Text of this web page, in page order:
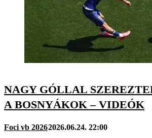
NAGY GÓLLAL
A BOSNYÁKOK – VIDEÓK
Foci vb 20262026.06.24. 22:00